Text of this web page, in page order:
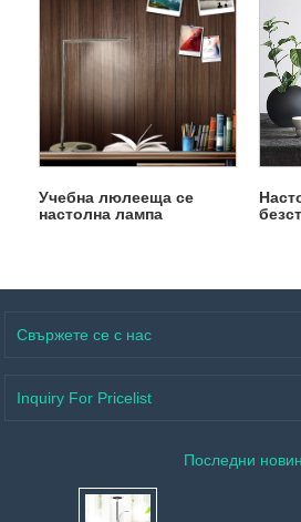
Учебна люлееща се
настолна лампа
Свържете се с нас
Inquiry For Pricelist
Последни